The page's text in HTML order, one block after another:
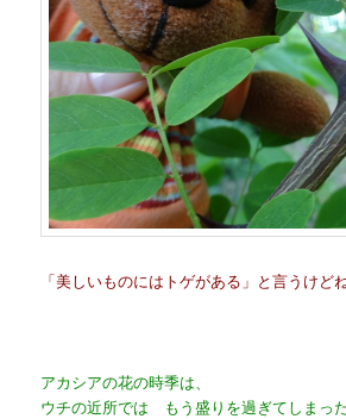
「美しいものにはトゲがある」と言うけどね
アカシアの花の時季は、
ウチの近所では もう盛りを過ぎてしまった